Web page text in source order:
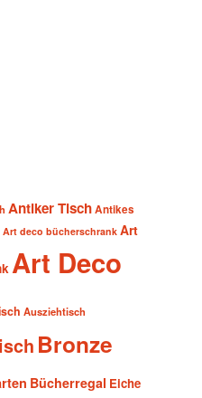
Antiker TischAntikes
Art deco bücherschrank Art
Art Deco
Ausziehtisch
Bronze
Bücherregal Eiche